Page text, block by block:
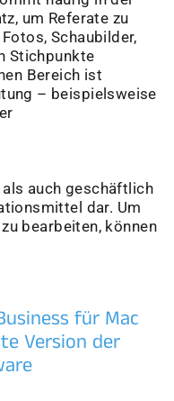
um Referate zu
Schaubilder,
Stichpunkte
Bereich ist
– beispielsweise
auch geschäftlich
dar. Um
bearbeiten, können
für Mac
Version der